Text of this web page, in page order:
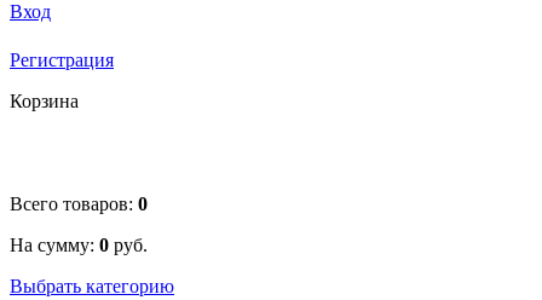
Вход
Регистрация
Корзина
Всего товаров: 0
На сумму: 0 руб.
Выбрать категорию